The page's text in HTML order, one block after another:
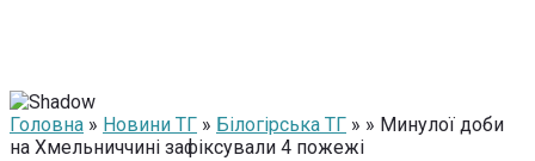
Головна » Новини ТГ » Білогірська ТГ » » Минулої доби
на Хмельниччині зафіксували 4 пожежі